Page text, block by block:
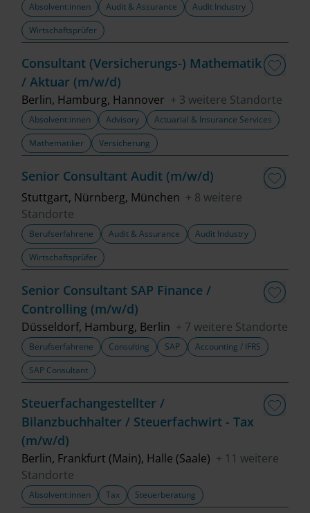
Geschäftsbereich
Top Trends
Job finden
Filter löschen
Absolvent:innen Audit & Assurance
Audit Industry
Wirtschaftsprüfer
Consultant (Versicherungs-) Mathematik
/ Aktuar (m/w/d)
Berlin, Hamburg, Hannover + 3 weitere Standorte
Absolvent:innen Advisory
Actuarial & Insurance Services
Mathematiker
Versicherung
Senior Consultant Audit (m/w/d)
Stuttgart, Nürnberg, München + 8 weitere
Standorte
Berufserfahrene Audit & Assurance
Audit Industry
Wirtschaftsprüfer
Senior Consultant SAP Finance /
Controlling (m/w/d)
Düsseldorf, Hamburg, Berlin + 7 weitere Standorte
Berufserfahrene Consulting SAP
Accounting / IFRS
SAP Consultant
Steuerfachangestellter /
Bilanzbuchhalter / Steuerfachwirt - Tax
(m/w/d)
Berlin, Frankfurt (Main), Halle (Saale) + 11 weitere
Standorte
Absolvent:innen Tax Steuerberatung